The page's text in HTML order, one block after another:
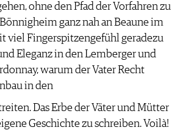
ohne den Pfad der Vorfahren zu
ganz nah an Beaune im
viel Fingerspitzengefühl geradezu
Eleganz in den Lemberger und
warum der Vater Recht
in den
Das Erbe der Väter und Mütter
Geschichte zu schreiben. Voilà!